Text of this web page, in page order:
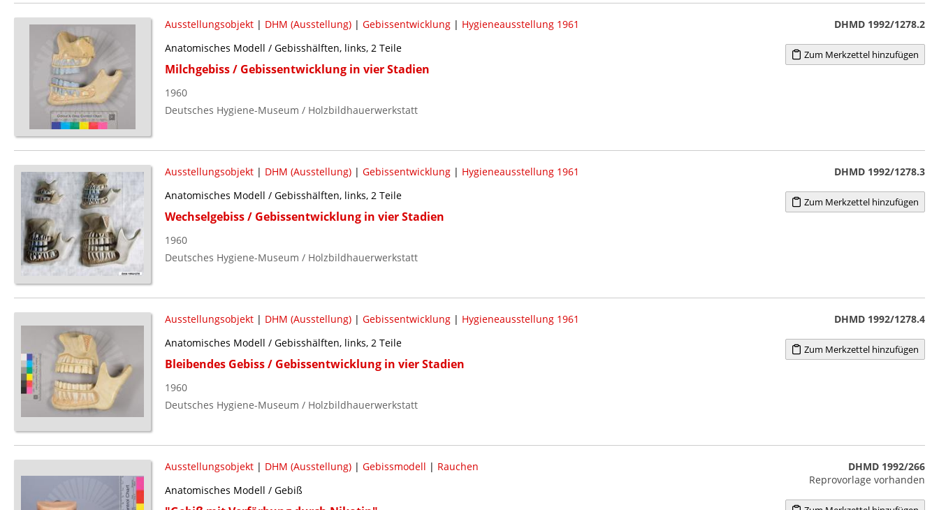
Ausstellungsobjekt| DHM (Ausstellung)| Gebissentwicklung| Hygieneausstellung 1961
Anatomisches Modell / Gebisshälften, links, 2 Teile
Milchgebiss / Gebissentwicklung in vier Stadien
1960
Deutsches Hygiene-Museum / Holzbildhauerwerkstatt
DHMD 1992/1278.2
Zum Merkzettel hinzufügen
Ausstellungsobjekt| DHM (Ausstellung)| Gebissentwicklung| Hygieneausstellung 1961
Anatomisches Modell / Gebisshälften, links, 2 Teile
Wechselgebiss / Gebissentwicklung in vier Stadien
1960
Deutsches Hygiene-Museum / Holzbildhauerwerkstatt
DHMD 1992/1278.3
Zum Merkzettel hinzufügen
Ausstellungsobjekt| DHM (Ausstellung)| Gebissentwicklung| Hygieneausstellung 1961
Anatomisches Modell / Gebisshälften, links, 2 Teile
Bleibendes Gebiss / Gebissentwicklung in vier Stadien
1960
Deutsches Hygiene-Museum / Holzbildhauerwerkstatt
DHMD 1992/1278.4
Zum Merkzettel hinzufügen
Ausstellungsobjekt| DHM (Ausstellung)| Gebissmodell | Rauchen
Anatomisches Modell / Gebiß
DHMD 1992/266
Reprovorlage vorhanden